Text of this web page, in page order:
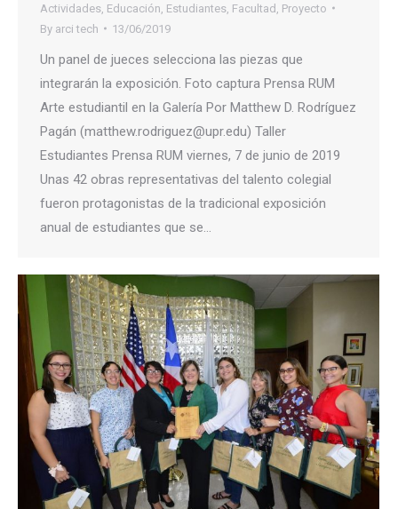
Actividades Educación Estudiantes Facultad Proyecto
By arci tech 13/06/2019
Un panel de jueces selecciona las piezas que
integrarán la exposición. Foto captura Prensa RUM
Arte estudiantil en la Galería Por Matthew D. Rodríguez
Pagán (matthew.rodriguez@upr.edu) Taller
Estudiantes Prensa RUM viernes, 7 de junio de 2019
Unas 42 obras representativas del talento colegial
fueron protagonistas de la tradicional exposición
anual de estudiantes que se…